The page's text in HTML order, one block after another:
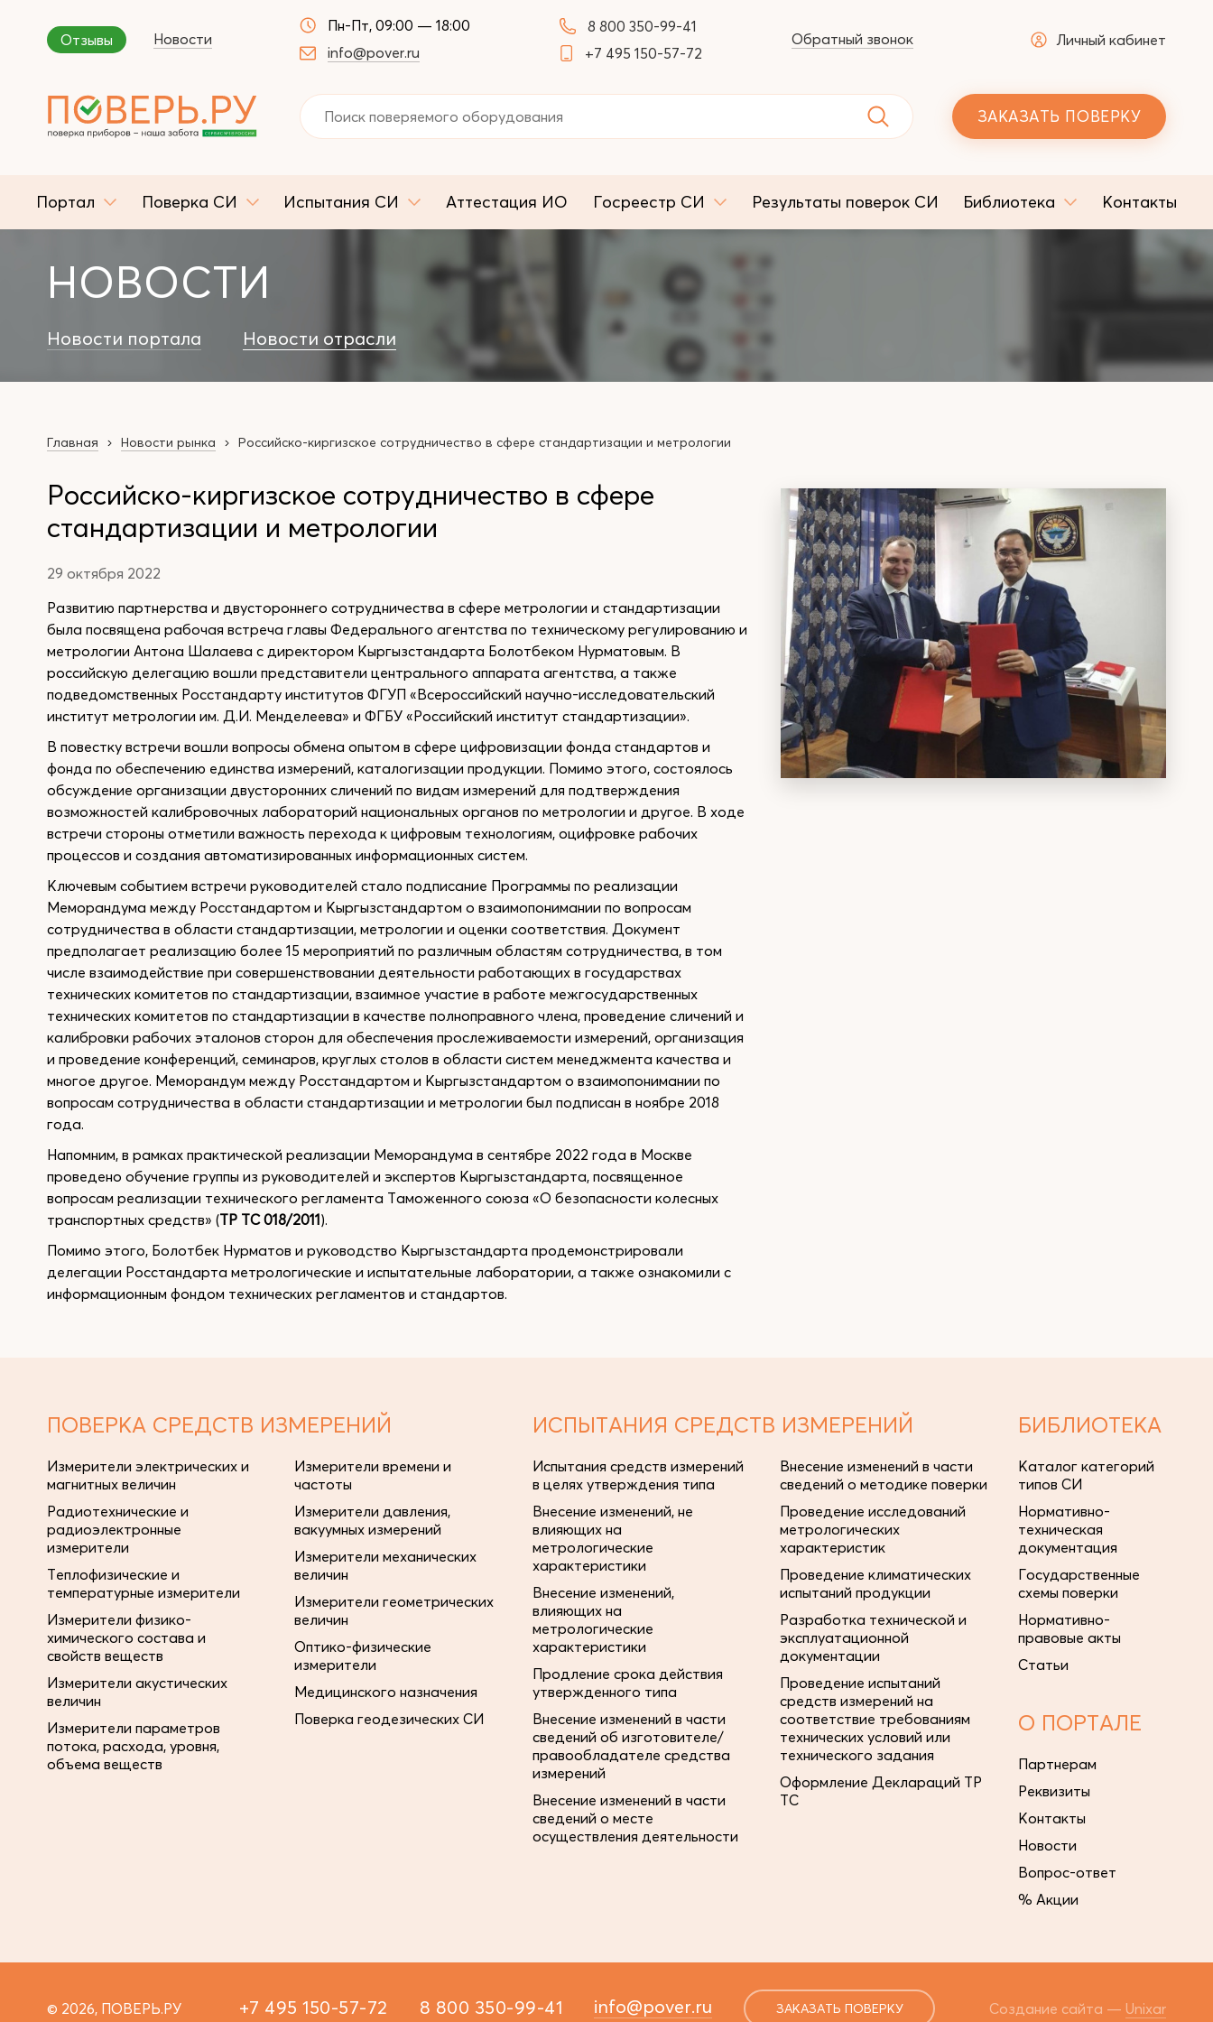
Отзывы Новости
Пн-Пт, 09:00 — 18:00
info@pover.ru
8 800 350-99-41
+7 495 150-57-72
Обратный звонок Личный кабинет
ЗАКАЗАТЬ ПОВЕРКУ
Портал Поверка СИ Испытания СИ Аттестация ИО Госреестр СИ Результаты поверок СИ Библиотека Контакты
НОВОСТИ
Новости портала Новости отрасли
Главная Новости рынка Российско-киргизское сотрудничество в сфере стандартизации и метрологии
Российско-киргизское сотрудничество в сфере
стандартизации и метрологии
29 октября 2022
Развитию партнерства и двустороннего сотрудничества в сфере метрологии и стандартизации
была посвящена рабочая встреча главы Федерального агентства по техническому регулированию и
метрологии Антона Шалаева с директором Кыргызстандарта Болотбеком Нурматовым. В
российскую делегацию вошли представители центрального аппарата агентства, а также
подведомственных Росстандарту институтов ФГУП «Всероссийский научно-исследовательский
институт метрологии им. Д.И. Менделеева» и ФГБУ «Российский институт стандартизации».
В повестку встречи вошли вопросы обмена опытом в сфере цифровизации фонда стандартов и
фонда по обеспечению единства измерений, каталогизации продукции. Помимо этого, состоялось
обсуждение организации двусторонних сличений по видам измерений для подтверждения
возможностей калибровочных лабораторий национальных органов по метрологии и другое. В ходе
встречи стороны отметили важность перехода к цифровым технологиям, оцифровке рабочих
процессов и создания автоматизированных информационных систем.
Ключевым событием встречи руководителей стало подписание Программы по реализации
Меморандума между Росстандартом и Кыргызстандартом о взаимопонимании по вопросам
сотрудничества в области стандартизации, метрологии и оценки соответствия. Документ
предполагает реализацию более 15 мероприятий по различным областям сотрудничества, в том
числе взаимодействие при совершенствовании деятельности работающих в государствах
технических комитетов по стандартизации, взаимное участие в работе межгосударственных
технических комитетов по стандартизации в качестве полноправного члена, проведение сличений и
калибровки рабочих эталонов сторон для обеспечения прослеживаемости измерений, организация
и проведение конференций, семинаров, круглых столов в области систем менеджмента качества и
многое другое. Меморандум между Росстандартом и Кыргызстандартом о взаимопонимании по
вопросам сотрудничества в области стандартизации и метрологии был подписан в ноябре 2018
года.
Напомним, в рамках практической реализации Меморандума в сентябре 2022 года в Москве
проведено обучение группы из руководителей и экспертов Кыргызстандарта, посвященное
вопросам реализации технического регламента Таможенного союза «О безопасности колесных
транспортных средств» (ТР ТС 018/2011).
Помимо этого, Болотбек Нурматов и руководство Кыргызстандарта продемонстрировали
делегации Росстандарта метрологические и испытательные лаборатории, а также ознакомили с
информационным фондом технических регламентов и стандартов.
ПОВЕРКА СРЕДСТВ ИЗМЕРЕНИЙ
Измерители электрических и
магнитных величин
Радиотехнические и
радиоэлектронные
измерители
Теплофизические и
температурные измерители
Измерители физико-
химического состава и
свойств веществ
Измерители акустических
величин
Измерители параметров
потока, расхода, уровня,
объема веществ
Измерители времени и
частоты
Измерители давления,
вакуумных измерений
Измерители механических
величин
Измерители геометрических
величин
Оптико-физические
измерители
Медицинского назначения
Поверка геодезических СИ
ИСПЫТАНИЯ СРЕДСТВ ИЗМЕРЕНИЙ
Испытания средств измерений
в целях утверждения типа
Внесение изменений, не
влияющих на
метрологические
характеристики
Внесение изменений,
влияющих на
метрологические
характеристики
Продление срока действия
утвержденного типа
Внесение изменений в части
сведений об изготовителе/
правообладателе средства
измерений
Внесение изменений в части
сведений о месте
осуществления деятельности
Внесение изменений в части
сведений о методике поверки
Проведение исследований
метрологических
характеристик
Проведение климатических
испытаний продукции
Разработка технической и
эксплуатационной
документации
Проведение испытаний
средств измерений на
соответствие требованиям
технических условий или
технического задания
Оформление Деклараций ТР
ТС
БИБЛИОТЕКА
Каталог категорий
типов СИ
Нормативно-
техническая
документация
Государственные
схемы поверки
Нормативно-
правовые акты
Статьи
О ПОРТАЛЕ
Партнерам
Реквизиты
Контакты
Новости
Вопрос-ответ
% Акции
© 2026, ПОВЕРЬ.РУ +7 495 150-57-72 8 800 350-99-41 info@pover.ru ЗАКАЗАТЬ ПОВЕРКУ Создание сайта — Unixar